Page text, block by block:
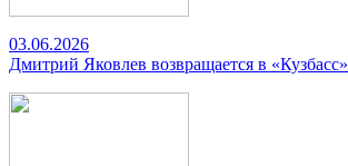
03.06.2026
Дмитрий Яковлев возвращается в «Кузбасс»